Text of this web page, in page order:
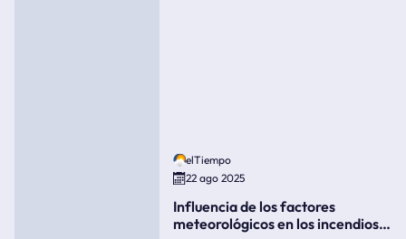
elTiempo
22 ago 2025
Influencia de los factores
meteorológicos en los incendios